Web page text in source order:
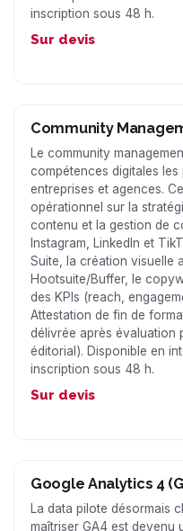
inscription sous 48 h.
Sur devis
Community
Le community
compétences digitales
entreprises et agences.
opérationnel sur la
contenu et la gestion de
Instagram, LinkedIn et
Suite, la création visuelle
Hootsuite/Buffer, le
des KPIs (reach,
Attestation de fin de
délivrée après évaluation
éditorial). Disponible en
inscription sous 48 h.
Sur devis
Google Analytics 4
La data pilote désormais
maîtriser GA4 est devenu